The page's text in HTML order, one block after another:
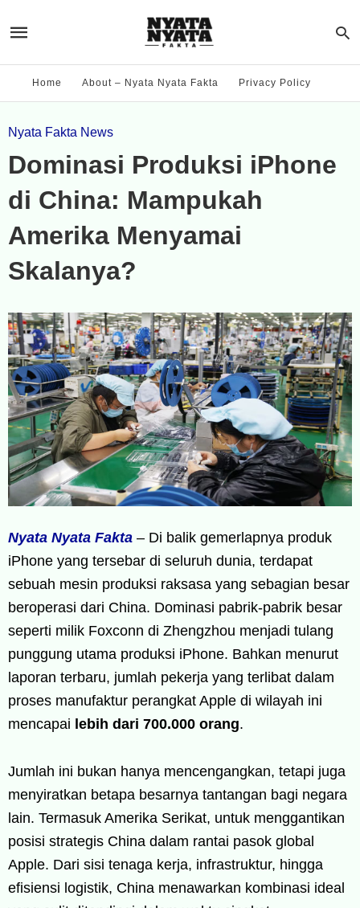
Home About – Nyata Nyata Fakta Privacy Policy
Nyata Fakta News
Dominasi Produksi iPhone
di China: Mampukah
Amerika Menyamai
Skalanya?
Nyata Nyata Fakta – Di balik gemerlapnya produk
iPhone yang tersebar di seluruh dunia, terdapat
sebuah mesin produksi raksasa yang sebagian besar
beroperasi dari China. Dominasi pabrik-pabrik besar
seperti milik Foxconn di Zhengzhou menjadi tulang
punggung utama produksi iPhone. Bahkan menurut
laporan terbaru, jumlah pekerja yang terlibat dalam
proses manufaktur perangkat Apple di wilayah ini
mencapai lebih dari 700.000 orang.
Jumlah ini bukan hanya mencengangkan, tetapi juga
menyiratkan betapa besarnya tantangan bagi negara
lain. Termasuk Amerika Serikat, untuk menggantikan
posisi strategis China dalam rantai pasok global
Apple. Dari sisi tenaga kerja, infrastruktur, hingga
efisiensi logistik, China menawarkan kombinasi ideal